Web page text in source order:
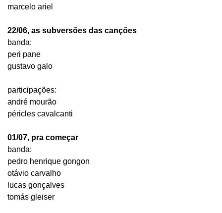
marcelo ariel
22/06, as subversões das canções
banda:
peri pane
gustavo galo
participações:
andré mourão
péricles cavalcanti
01/07, pra começar
banda:
pedro henrique gongon
otávio carvalho
lucas gonçalves
tomás gleiser